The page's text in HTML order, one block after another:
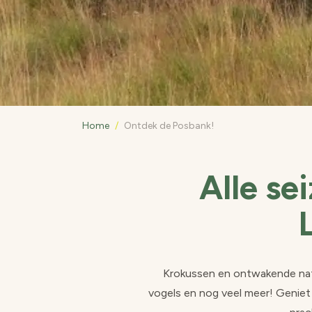
Home / Ontdek de Posbank!
Alle
Krokussen en ontwakende
vogels en nog veel meer!